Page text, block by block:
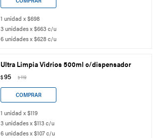
1 unidad x $698
3 unidades x $663 c/u
6 unidades x $628 c/u
Ultra Limpia Vidrios 500ml c/dispensador
$95 $119
1 unidad x $119
3 unidades x $113 c/u
6 unidades x $107 c/u